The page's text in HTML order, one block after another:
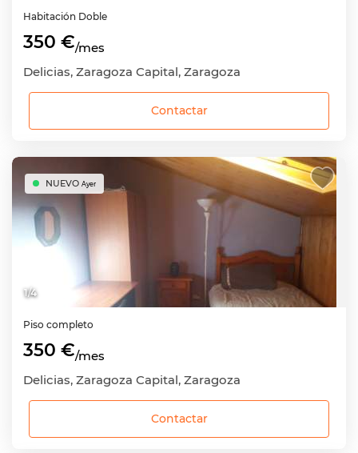
Habitación Doble
350 €/mes
Delicias, Zaragoza Capital, Zaragoza
Contactar
1/4
NUEVO Ayer
Piso completo
350 €/mes
Delicias, Zaragoza Capital, Zaragoza
Contactar